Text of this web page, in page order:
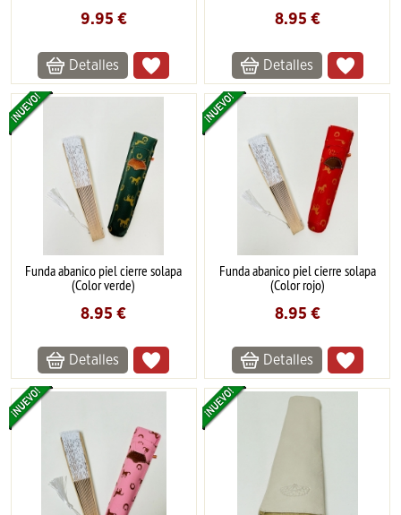
9.95 €
Detalles
8.95 €
Detalles
Funda abanico piel cierre solapa
(Color verde)
8.95 €
Detalles
Funda abanico piel cierre solapa
(Color rojo)
8.95 €
Detalles